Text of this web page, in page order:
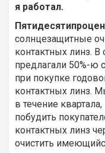
я работал.
солнцезащитные
контактных линз. В
предлагали 50%-ю
при покупке
контактных линз.
в течение
побудить
контактных линз
очистить